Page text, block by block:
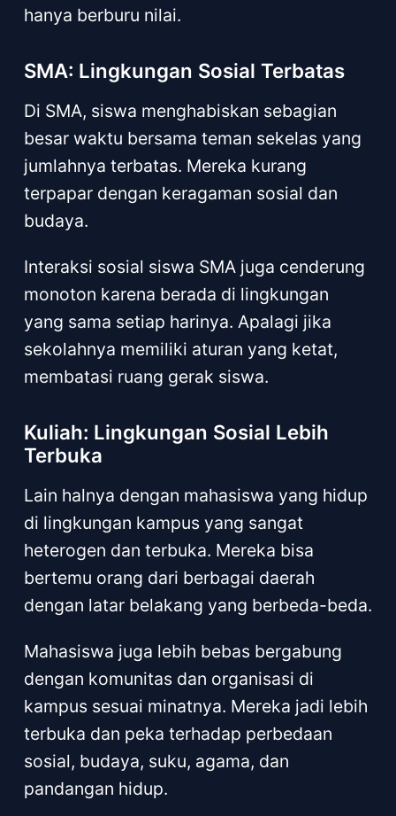
hanya berburu nilai.
SMA: Lingkungan Sosial Terbatas
Di SMA, siswa menghabiskan sebagian
besar waktu bersama teman sekelas yang
jumlahnya terbatas. Mereka kurang
terpapar dengan keragaman sosial dan
budaya.
Interaksi sosial siswa SMA juga cenderung
monoton karena berada di lingkungan
yang sama setiap harinya. Apalagi jika
sekolahnya memiliki aturan yang ketat,
membatasi ruang gerak siswa.
Kuliah: Lingkungan Sosial Lebih
Terbuka
Lain halnya dengan mahasiswa yang hidup
di lingkungan kampus yang sangat
heterogen dan terbuka. Mereka bisa
bertemu orang dari berbagai daerah
dengan latar belakang yang berbeda-beda.
Mahasiswa juga lebih bebas bergabung
dengan komunitas dan organisasi di
kampus sesuai minatnya. Mereka jadi lebih
terbuka dan peka terhadap perbedaan
sosial, budaya, suku, agama, dan
pandangan hidup.